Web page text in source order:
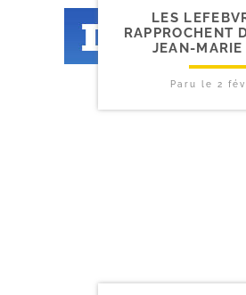
LES
RAPPROCHENT
JEAN-​MARIE
Paru le 2